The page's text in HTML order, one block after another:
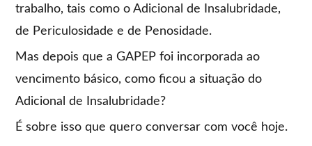
trabalho, tais como o Adicional de Insalubridade,
de Periculosidade e de Penosidade.
Mas depois que a GAPEP foi incorporada ao
vencimento básico, como ficou a situação do
Adicional de Insalubridade?
É sobre isso que quero conversar com você hoje.